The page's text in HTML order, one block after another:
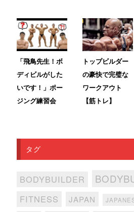
「飛鳥先生！ボ
ディビルがした
いです！」ポー
ジング練習会
トップビルダー
の豪快で完璧な
ワークアウト
【筋トレ】
タグ
BODYBUILDER
FITNESS JAPAN